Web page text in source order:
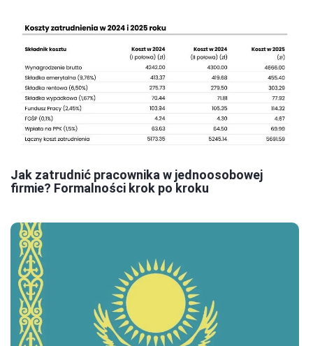
Jak zatrudnić pracownika w jednoosobowej
firmie? Formalności krok po kroku